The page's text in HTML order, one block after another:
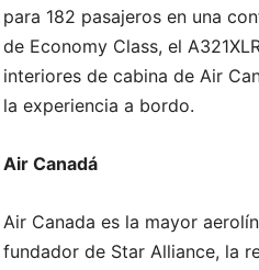
para 182 pasajeros en una
de Economy Class, el
interiores de cabina de Air
la experiencia a bordo.
Air Canadá
Air Canada es la mayor
fundador de Star Alliance, la